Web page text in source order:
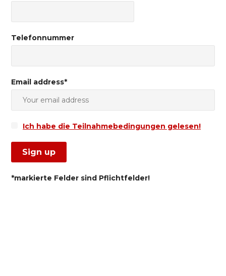
Telefonnummer
Email address*
Ich habe die Teilnahmebedingungen gelesen!
*markierte Felder sind Pflichtfelder!